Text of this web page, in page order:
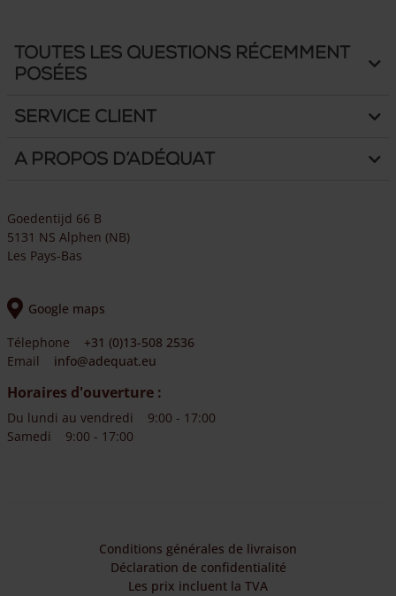
Toutes les questions récemment
posées
Service client
A propos d’Adéquat
Goedentijd 66 B
5131 NS Alphen (NB)
Les Pays-Bas
Google maps
Télephone
+31 (0)13-508 2536
Email
info@adequat.eu
Horaires d'ouverture :
Du lundi au vendredi
9:00 - 17:00
Samedi
9:00 - 17:00
Conditions générales de livraison
Déclaration de confidentialité
Les prix incluent la TVA